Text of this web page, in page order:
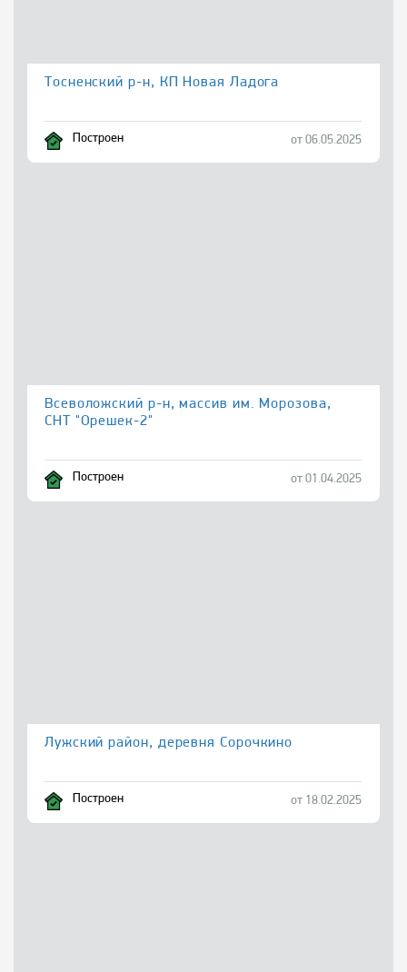
Тосненский р-н, КП Новая Ладога
Построен от 06.05.2025
Всеволожский р-н, массив им. Морозова,
СНТ "Орешек-2"
Построен от 01.04.2025
Лужский район, деревня Сорочкино
Построен от 18.02.2025